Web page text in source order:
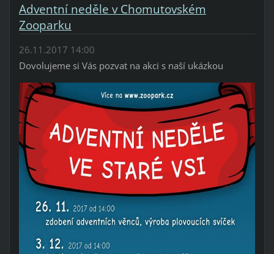
Adventní neděle v Chomutovském
Zooparku
26.11.2017 14:00
Dovolujeme si Vás pozvat na akci s naší ukázkou